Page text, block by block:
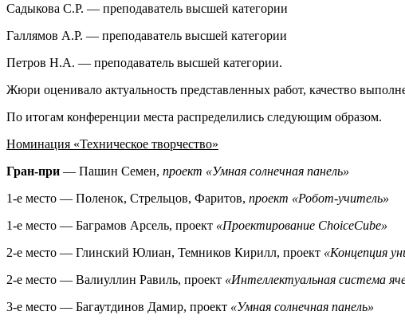
Садыкова С.Р. — преподаватель высшей категории
Галлямов А.Р. — преподаватель высшей категории
Петров Н.А. — преподаватель высшей категории.
Жюри оценивало актуальность представленных работ, качество
По итогам конференции места распределились следующим образом.
Номинация «Техническое творчество»
Гран-при — Пашин Семен, проект «Умная солнечная панель»
1-е место — Поленок, Стрельцов, Фаритов, проект «Робот-учитель»
1-е место — Баграмов Арсель, проект «Проектирование ChoiceCube»
2-е место — Глинский Юлиан, Темников Кирилл, проект «Концепция
2-е место — Валиуллин Равиль, проект «Интеллектуальная система
3-е место — Багаутдинов Дамир, проект «Умная солнечная панель»